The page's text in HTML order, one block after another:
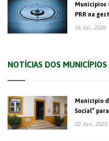
Municípios
PRR na
16 Jul., 2026
NOTÍCIAS DOS MUNICÍPIOS
Município
Social”
02 Jun., 2025